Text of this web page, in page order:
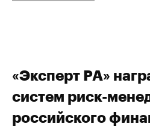
«Эксперт РА»
систем риск-
российского